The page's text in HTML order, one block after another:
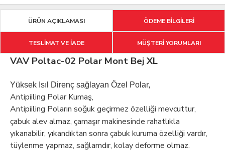
ÜRÜN AÇIKLAMASI ÖDEME BİLGİLERİ
TESLİMAT VE İADE MÜŞTERİ YORUMLARI
VAV Poltac-02 Polar Mont Bej XL
Yüksek Isıl Direnç sağlayan Özel Polar,
Antipiiling Polar Kumaş,
Antipiiling Poların soğuk geçirmez özelliği mevcuttur,
çabuk alev almaz, çamaşır makinesinde rahatlıkla
yıkanabilir, yıkandıktan sonra çabuk kuruma özelliği vardır,
tüylenme yapmaz, sağlamdır, kolay deforme olmaz.